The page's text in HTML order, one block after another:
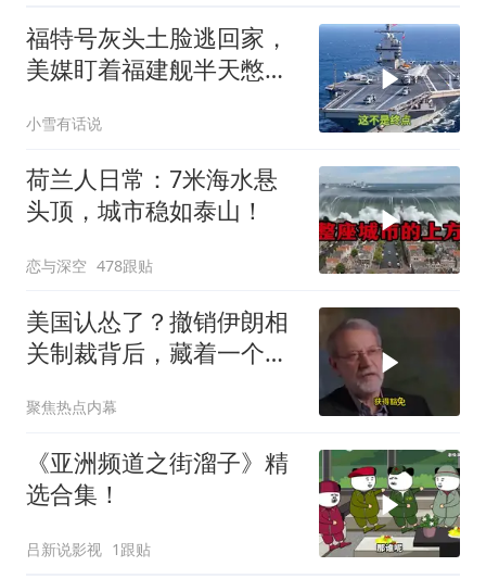
福特号灰头土脸逃回家，
美媒盯着福建舰半天憋出
小雪有话说
荷兰人日常：7米海水悬
头顶，城市稳如泰山！
恋与深空 478跟贴
美国认怂了？撤销伊朗相
关制裁背后，藏着一个说
聚焦热点内幕
《亚洲频道之街溜子》精
选合集！
吕新说影视 1跟贴